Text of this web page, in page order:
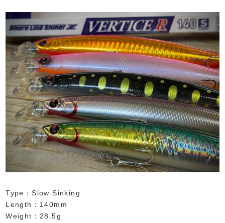
Type：Slow Sinking
Length：140mm
Weight：28.5g